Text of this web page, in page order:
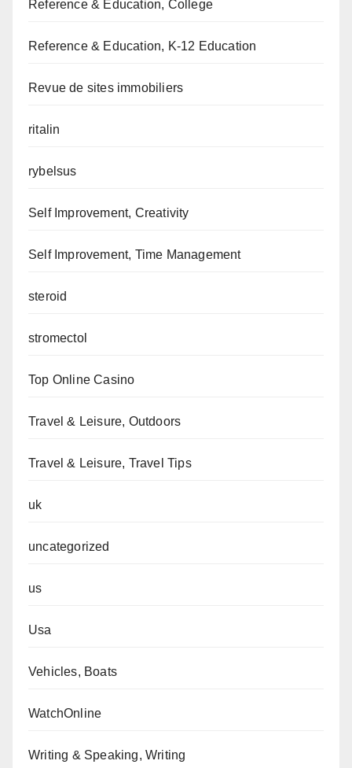
Reference & Education, College
Reference & Education, K-12 Education
Revue de sites immobiliers
ritalin
rybelsus
Self Improvement, Creativity
Self Improvement, Time Management
steroid
stromectol
Top Online Casino
Travel & Leisure, Outdoors
Travel & Leisure, Travel Tips
uk
uncategorized
us
Usa
Vehicles, Boats
WatchOnline
Writing & Speaking, Writing